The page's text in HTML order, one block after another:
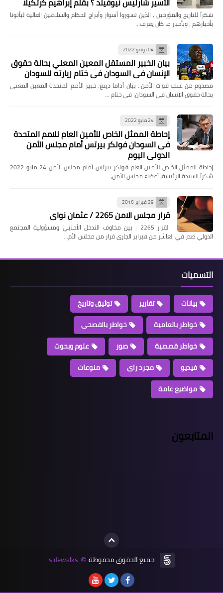
شكراً للتاريخ والمؤرخين ، الذين تسوروا أسوار وأبراج الحكام والسلاطين العالية ليأتونا
بأخبارهم ، وبأخبار ما كان يعرف…
04 يونيو 2022
بيان الخبير المستقل المعين المعني بحالة حقوق
الإنسان في السودان في ختام زيارته للسودان
مصدوم من عنف قوات الأمن.. بيان أداما دينغ، خبير الأمم المتحدة المعين المعني
بحالة حقوق الإنسان في السودان، في ختام …
24 مايو 2022
إحاطة الممثل الخاص للأمين العام للامم المتحدة
فى السودان فولكر بيرتس أمام مجلس الأمن
الدولي اليوم
إحاطة الممثل الخاص للأمين العام فولكر بيرتس أمام مجلس الأمن 24 مايو 2022
شكراً السيدة الرئيسة، أعضاء مجلس الأمن، …
29 فبراير 2016
قرار مجلس الامن 2265 / عثمان نواى
القرار 2265 : بين مخاوف التدخل الأجنبي ومسؤولية المجتمع
الدولي صدر في العاشر من فبراير الجارى قرار من مجلس الأم…
التسميات
بيانات تقارير
توثيق وتاريخ
خواطر بالعامية
خواطر بالفصحى
خواطر قصصية
صور
علوم وبحوث
فيديو
مجرد راى
منوعات
مواضيع عامة
المتابعون
جميع الحقوق محفوظة ©
sidewalks